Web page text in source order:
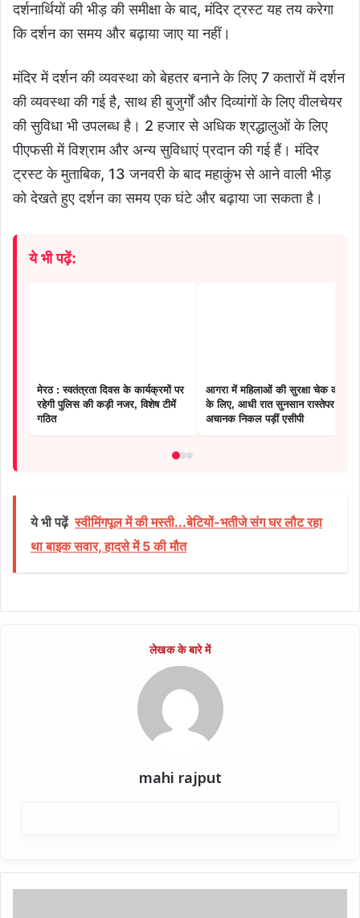
दर्शनार्थियों की भीड़ की समीक्षा के बाद, मंदिर ट्रस्ट यह तय करेगा
कि दर्शन का समय और बढ़ाया जाए या नहीं।
मंदिर में दर्शन की व्यवस्था को बेहतर बनाने के लिए 7 कतारों में दर्शन
की व्यवस्था की गई है, साथ ही बुजुर्गों और दिव्यांगों के लिए वीलचेयर
की सुविधा भी उपलब्ध है। 2 हजार से अधिक श्रद्धालुओं के लिए
पीएफसी में विश्राम और अन्य सुविधाएं प्रदान की गई हैं। मंदिर
ट्रस्ट के मुताबिक, 13 जनवरी के बाद महाकुंभ से आने वाली भीड़
को देखते हुए दर्शन का समय एक घंटे और बढ़ाया जा सकता है।
ये भी पढ़ें:
मेरठ : स्वतंत्रता दिवस के कार्यक्रमों पर
रहेगी पुलिस की कड़ी नजर, विशेष टीमें
गठित
आगरा में महिलाओं की सुरक्षा चेक करने
के लिए, आधी रात सुनसान रास्तेपर
अचानक निकल पड़ीं एसीपी
ये भी पढ़ें स्वीमिंगपूल में की मस्ती...बेटियों-भतीजे संग घर लौट रहा
था बाइक सवार, हादसे में 5 की मौत
mahi rajput